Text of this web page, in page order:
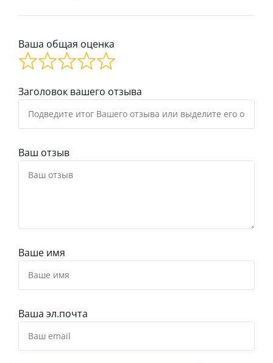
Ваша общая оценка
Заголовок вашего отзыва
Ваш отзыв
Ваше имя
Ваша эл.почта